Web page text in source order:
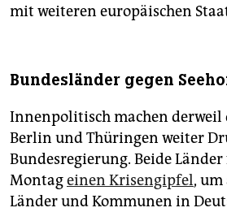
mit weiteren europäischen
Bundesländer gegen
Innenpolitisch machen derweil
Berlin und Thüringen weiter
Bundesregierung. Beide
Montageinen Krisengipfel, um
Länder und Kommunen in